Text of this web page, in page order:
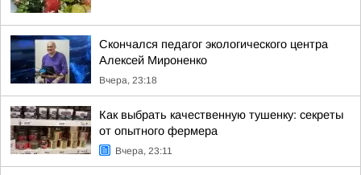
Скончался педагог экологического центра
Алексей Мироненко
Вчера, 23:18
Как выбрать качественную тушенку: секреты
от опытного фермера
Вчера, 23:11